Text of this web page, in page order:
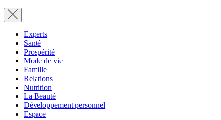
Experts
Santé
Prospérité
Mode de vie
Famille
Relations
Nutrition
La Beauté
Développement personnel
Espace